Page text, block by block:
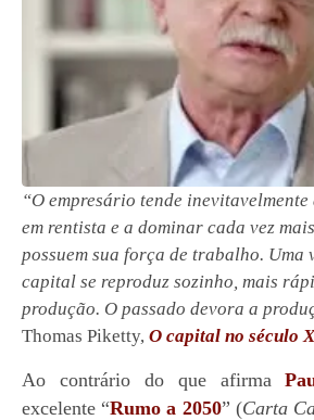
“O empresário tende
em rentista e a dominar cada vez
possuem sua força de trabalho. Uma
capital se reproduz sozinho, mais
produção. O passado devora a
Thomas Piketty, O capital no século
Ao contrário do que afirma
excelente “Rumo a 2050” (Carta